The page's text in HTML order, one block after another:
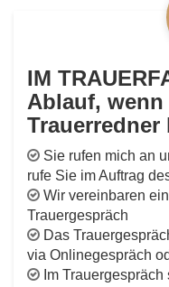
IM
Ablauf,
Trauerredner
Sie rufen mich an
rufe Sie im Auftrag
Wir vereinbaren
Trauergespräch
Das
via Onlinegespräch
Im